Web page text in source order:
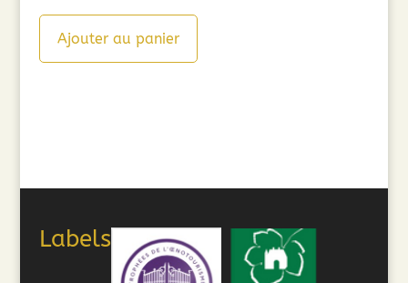
Ajouter au panier
Labels